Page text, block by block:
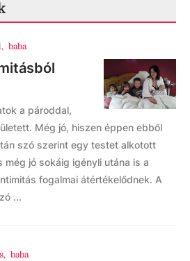
, baba
a pároddal,
Még jó, hiszen éppen ebből
szó szerint egy testet alkotott
jó sokáig igényli utána is a
fogalmai átértékelődnek. A
...
, baba